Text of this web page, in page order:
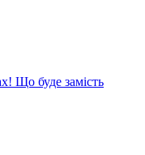
Що буде замість